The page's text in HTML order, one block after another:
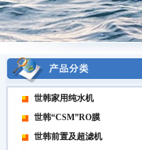
世韩家用纯水机
世韩“CSM”RO膜
世韩前置及超滤机